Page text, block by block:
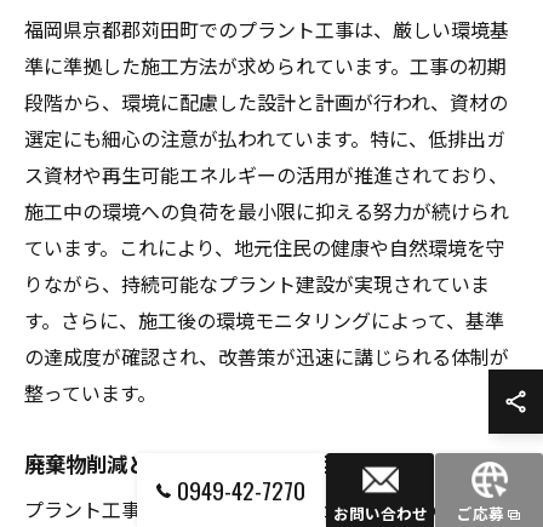
福岡県京都郡苅田町でのプラント工事は、厳しい環境基
準に準拠した施工方法が求められています。工事の初期
段階から、環境に配慮した設計と計画が行われ、資材の
選定にも細心の注意が払われています。特に、低排出ガ
ス資材や再生可能エネルギーの活用が推進されており、
施工中の環境への負荷を最小限に抑える努力が続けられ
ています。これにより、地元住民の健康や自然環境を守
りながら、持続可能なプラント建設が実現されていま
す。さらに、施工後の環境モニタリングによって、基準
の達成度が確認され、改善策が迅速に講じられる体制が
整っています。
廃棄物削減とリサイクルの取り組み
プラント工事における廃棄物削減とリサイクルの取り組
0949-42-7270
お問い合わせ ご応募